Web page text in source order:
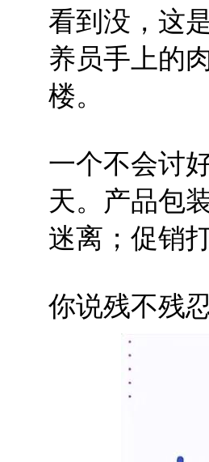
看到没，这
养员手上的
楼。
一个不会讨
天。产品包
迷离；促销
你说残不残